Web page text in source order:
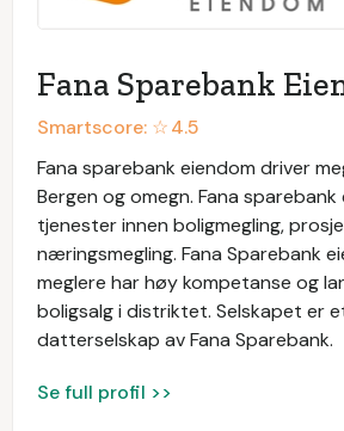
Fana Sparebank
Smartscore: ☆4.5
Fana sparebank eiendom driver
Bergen og omegn. Fana
tjenester innen boligmegling,
næringsmegling. Fana Sparebank
meglere har høy kompetanse og
boligsalg i distriktet. Selskapet er
datterselskap av Fana Sparebank.
Se full profil >>